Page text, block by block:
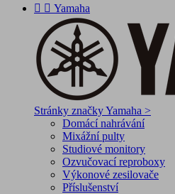
  Yamaha
Stránky značky Yamaha >
Domácí nahrávání
Mixážní pulty
Studiové monitory
Ozvučovací reproboxy
Výkonové zesilovače
Příslušenství